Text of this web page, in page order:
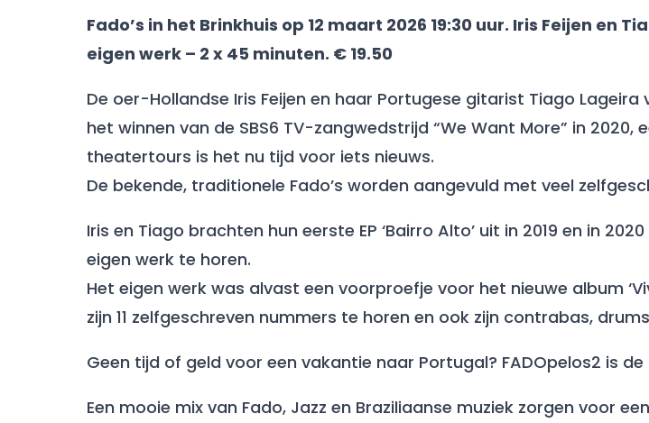
Fado’s in het Brinkhuis op 12 maart 2026 19:30 uur. Iris Feijen
eigen werk – 2 x 45 minuten. € 19.50
De oer-Hollandse Iris Feijen en haar Portugese gitarist Tiago
het winnen van de SBS6 TV-zangwedstrijd “We Want More” in
theatertours is het nu tijd voor iets nieuws.
De bekende, traditionele Fado’s worden aangevuld met veel
Iris en Tiago brachten hun eerste EP ‘Bairro Alto’ uit in 2019 en in
eigen werk te horen.
Het eigen werk was alvast een voorproefje voor het nieuwe album
zijn 11 zelfgeschreven nummers te horen en ook zijn contrabas,
Geen tijd of geld voor een vakantie naar Portugal? FADOpelos2 is
Een mooie mix van Fado, Jazz en Braziliaanse muziek zorgen voor